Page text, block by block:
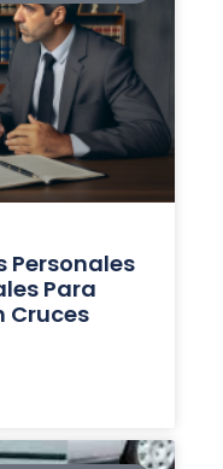
Personales
Para
Cruces